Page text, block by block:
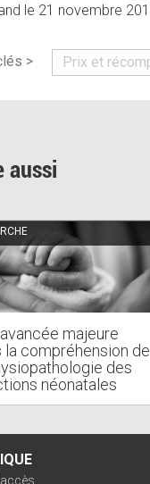
le 21 novembre
> Prix et
aussi
majeure
la compréhension de
des
néonatales